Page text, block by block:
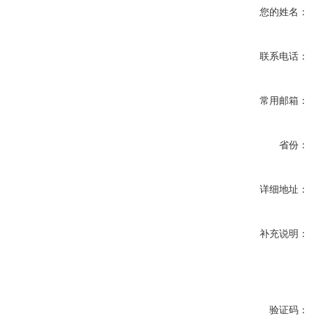
您的姓名：
联系电话：
常用邮箱：
省份：
详细地址：
补充说明：
验证码：